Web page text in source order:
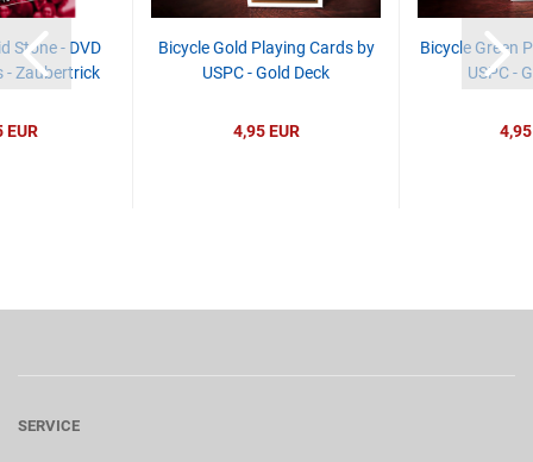
Stone - DVD
- Zaubertrick
EUR
Bicycle Gold Playing Cards by
USPC - Gold Deck
4,95 EUR
Bicycle Green
USPC -
4,95
SERVICE